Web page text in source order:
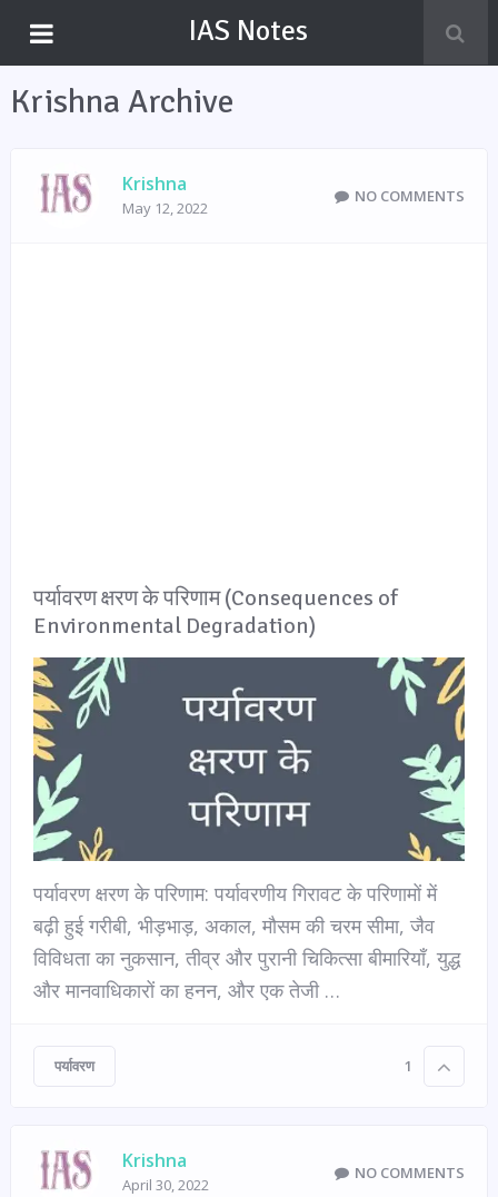
IAS Notes
Krishna Archive
Krishna
May 12, 2022
NO COMMENTS
पर्यावरण क्षरण के परिणाम (Consequences of
Environmental Degradation)
पर्यावरण क्षरण के परिणाम: पर्यावरणीय गिरावट के परिणामों में
बढ़ी हुई गरीबी, भीड़भाड़, अकाल, मौसम की चरम सीमा, जैव
विविधता का नुकसान, तीव्र और पुरानी चिकित्सा बीमारियाँ, युद्ध
और मानवाधिकारों का हनन, और एक तेजी …
पर्यावरण 1
Krishna
April 30, 2022
NO COMMENTS